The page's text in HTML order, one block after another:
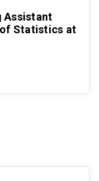
Assistant
Statistics at